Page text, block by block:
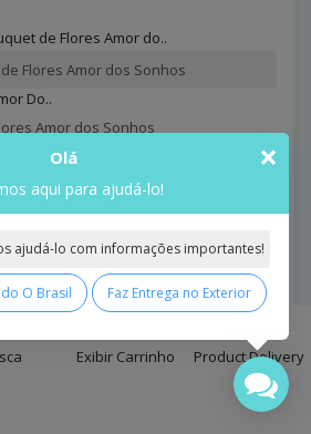
Exibir Carrinho Product Delivery
Flores Amor dos Sonhos
Do..
Amor dos Sonhos
×
Olá
aqui para ajudá-lo!
ajudá-lo com informações importantes!
O Brasil Faz Entrega no Exterior